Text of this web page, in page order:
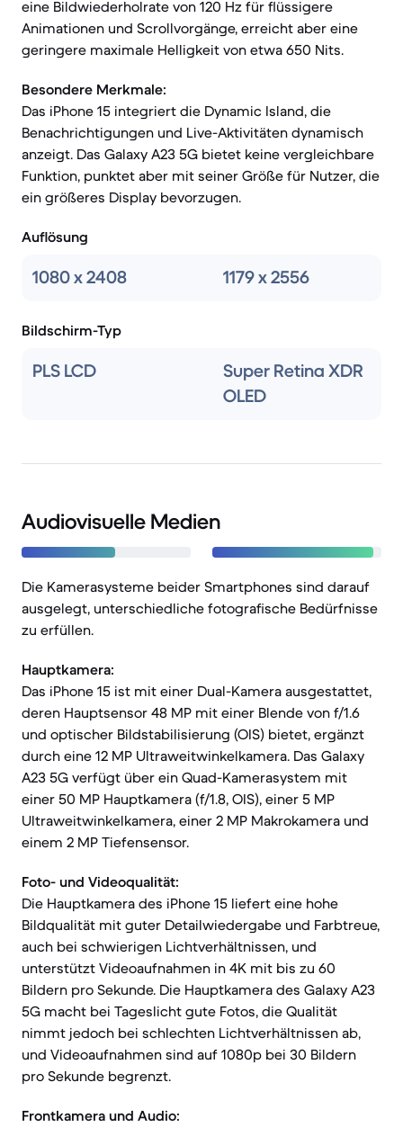
eine Bildwiederholrate von 120 Hz für flüssigere
Animationen und Scrollvorgänge, erreicht aber eine
geringere maximale Helligkeit von etwa 650 Nits.
Besondere Merkmale:
Das iPhone 15 integriert die Dynamic Island, die
Benachrichtigungen und Live-Aktivitäten dynamisch
anzeigt. Das Galaxy A23 5G bietet keine vergleichbare
Funktion, punktet aber mit seiner Größe für Nutzer, die
ein größeres Display bevorzugen.
Auflösung
1080 x 2408 1179 x 2556
Bildschirm-Typ
PLS LCD
Super Retina XDR
OLED
Audiovisuelle Medien
Die Kamerasysteme beider Smartphones sind darauf
ausgelegt, unterschiedliche fotografische Bedürfnisse
zu erfüllen.
Hauptkamera:
Das iPhone 15 ist mit einer Dual-Kamera ausgestattet,
deren Hauptsensor 48 MP mit einer Blende von f/1.6
und optischer Bildstabilisierung (OIS) bietet, ergänzt
durch eine 12 MP Ultraweitwinkelkamera. Das Galaxy
A23 5G verfügt über ein Quad-Kamerasystem mit
einer 50 MP Hauptkamera (f/1.8, OIS), einer 5 MP
Ultraweitwinkelkamera, einer 2 MP Makrokamera und
einem 2 MP Tiefensensor.
Foto- und Videoqualität:
Die Hauptkamera des iPhone 15 liefert eine hohe
Bildqualität mit guter Detailwiedergabe und Farbtreue,
auch bei schwierigen Lichtverhältnissen, und
unterstützt Videoaufnahmen in 4K mit bis zu 60
Bildern pro Sekunde. Die Hauptkamera des Galaxy A23
5G macht bei Tageslicht gute Fotos, die Qualität
nimmt jedoch bei schlechten Lichtverhältnissen ab,
und Videoaufnahmen sind auf 1080p bei 30 Bildern
pro Sekunde begrenzt.
Frontkamera und Audio: